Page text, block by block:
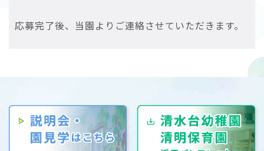
応募完了後、当園よりご連絡させていただきます。